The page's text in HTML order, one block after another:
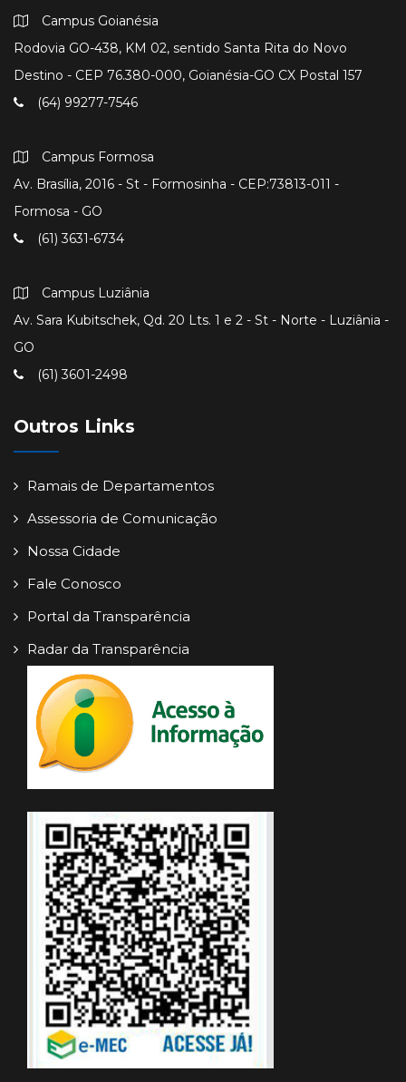
Campus Goianésia
Rodovia GO-438, KM 02, sentido Santa Rita do Novo
Destino - CEP 76.380-000, Goianésia-GO CX Postal 157
(64) 99277-7546
Campus Formosa
Av. Brasília, 2016 - St - Formosinha - CEP:73813-011 -
Formosa - GO
(61) 3631-6734
Campus Luziânia
Av. Sara Kubitschek, Qd. 20 Lts. 1 e 2 - St - Norte - Luziânia -
GO
(61) 3601-2498
Outros Links
Ramais de Departamentos
Assessoria de Comunicação
Nossa Cidade
Fale Conosco
Portal da Transparência
Radar da Transparência